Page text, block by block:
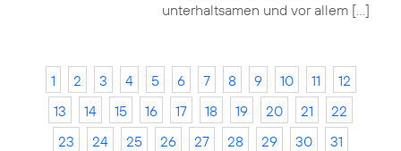
unterhaltsamen und vor allem […]
1 2 3 4 5 6 7 8 9 10 11
12
13
14 15 16 17 18 19 20 21
22
23
24 25 26 27 28 29 30
31